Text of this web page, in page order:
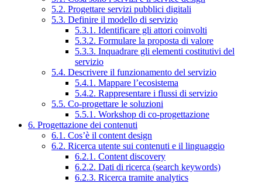
5.2. Progettare servizi pubblici digitali
5.3. Definire il modello di servizio
5.3.1. Identificare gli attori coinvolti
5.3.2. Formulare la proposta di valore
5.3.3. Inquadrare gli elementi costitutivi del
servizio
5.4. Descrivere il funzionamento del servizio
5.4.1. Mappare l’ecosistema
5.4.2. Rappresentare i flussi di servizio
5.5. Co-progettare le soluzioni
5.5.1. Workshop di co-progettazione
6. Progettazione dei contenuti
6.1. Cos’è il content design
6.2. Ricerca utente sui contenuti e il linguaggio
6.2.1. Content discovery
6.2.2. Dati di ricerca (search keywords)
6.2.3. Ricerca tramite analytics